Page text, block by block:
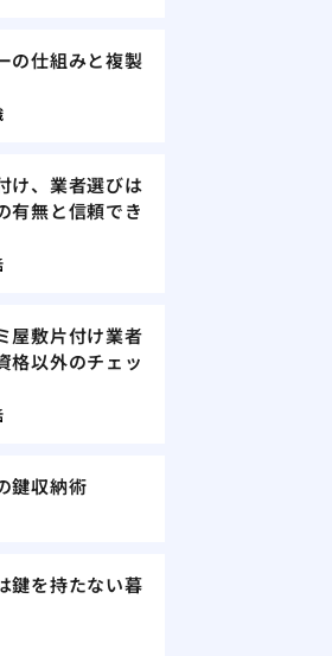
の仕組みと複製
け、業者選びは
有無と信頼でき
屋敷片付け業者
格以外のチェッ
鍵収納術
鍵を持たない暮